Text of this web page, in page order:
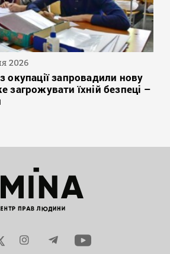
2026
окупації запровадили нову
загрожувати їхній безпеці –